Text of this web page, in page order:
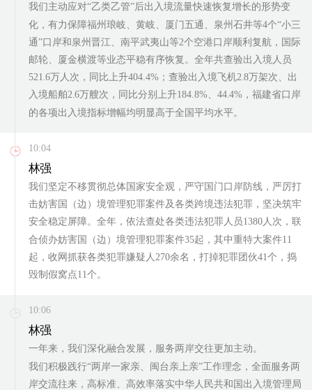
我们主动应对“乙类乙管”后出入境流量快速恢复增长的形势变
化，有力保障福州琅岐、黄岐、厦门五通、泉州石井等4个“小三
通”口岸和泉州晋江、南平武夷山等2个空港口岸顺利复航，国际
邮轮、厦金横渡等业态平稳有序恢复。全年共查验出入境人员
521.6万人次，同比上升404.4%；查验出入境飞机2.8万架次、出
入境船舶2.6万艘次，同比分别上升184.8%、44.4%，福建省口岸
的各项出入境指标增幅均明显高于全国平均水平。
10:04
林强
我们坚定不移贯彻总体国家安全观，严守国门口岸防线，严厉打
击妨害国（边）境管理犯罪案件及各类跨境违法犯罪，坚决筑牢
安全稳定屏障。全年，依法查处各类违法犯罪人员1380人次，联
合侦办妨害国（边）境管理犯罪案件35起，其中重特大案件11
起，收网抓获各类犯罪嫌疑人270余名，打掉犯罪团伙41个，捣
毁制假窝点11个。
10:06
林强
一年来，我们深化融合发展，服务两岸交往更加主动。
我们积极践行“两岸一家亲、闽台亲上亲”工作理念，全面服务两
岸交流往来，高标准、高效率落实中华人民共和国出入境管理局